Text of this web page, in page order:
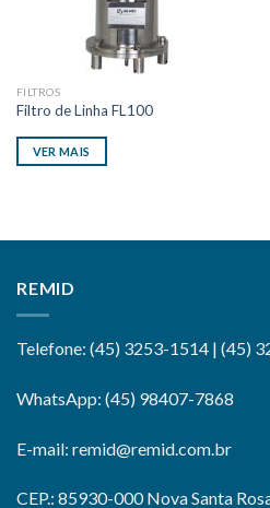
FILTROS
Filtro de Linha FL100
VER MAIS
REMID
Telefone: (45) 3253-1514 | (45)
WhatsApp: (45) 98407-7868
E-mail: remid@remid.com.br
CEP.: 85930-000 Nova Santa